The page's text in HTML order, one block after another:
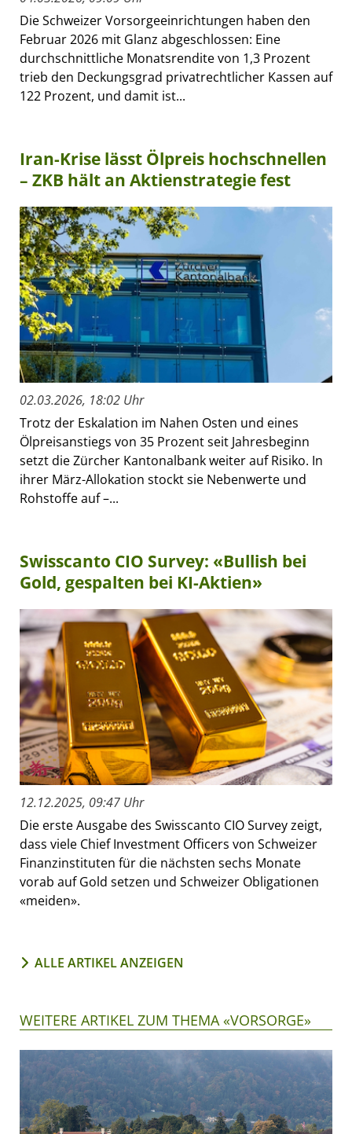
Die Schweizer Vorsorgeeinrichtungen haben den
Februar 2026 mit Glanz abgeschlossen: Eine
durchschnittliche Monatsrendite von 1,3 Prozent
trieb den Deckungsgrad privatrechtlicher Kassen auf
122 Prozent, und damit ist...
Iran-Krise lässt Ölpreis hochschnellen
– ZKB hält an Aktienstrategie fest
02.03.2026, 18:02 Uhr
Trotz der Eskalation im Nahen Osten und eines
Ölpreisanstiegs von 35 Prozent seit Jahresbeginn
setzt die Zürcher Kantonalbank weiter auf Risiko. In
ihrer März-Allokation stockt sie Nebenwerte und
Rohstoffe auf –...
Swisscanto CIO Survey: «Bullish bei
Gold, gespalten bei KI-Aktien»
12.12.2025, 09:47 Uhr
Die erste Ausgabe des Swisscanto CIO Survey zeigt,
dass viele Chief Investment Officers von Schweizer
Finanzinstituten für die nächsten sechs Monate
vorab auf Gold setzen und Schweizer Obligationen
«meiden».
ALLE ARTIKEL ANZEIGEN
WEITERE ARTIKEL ZUM THEMA «VORSORGE»